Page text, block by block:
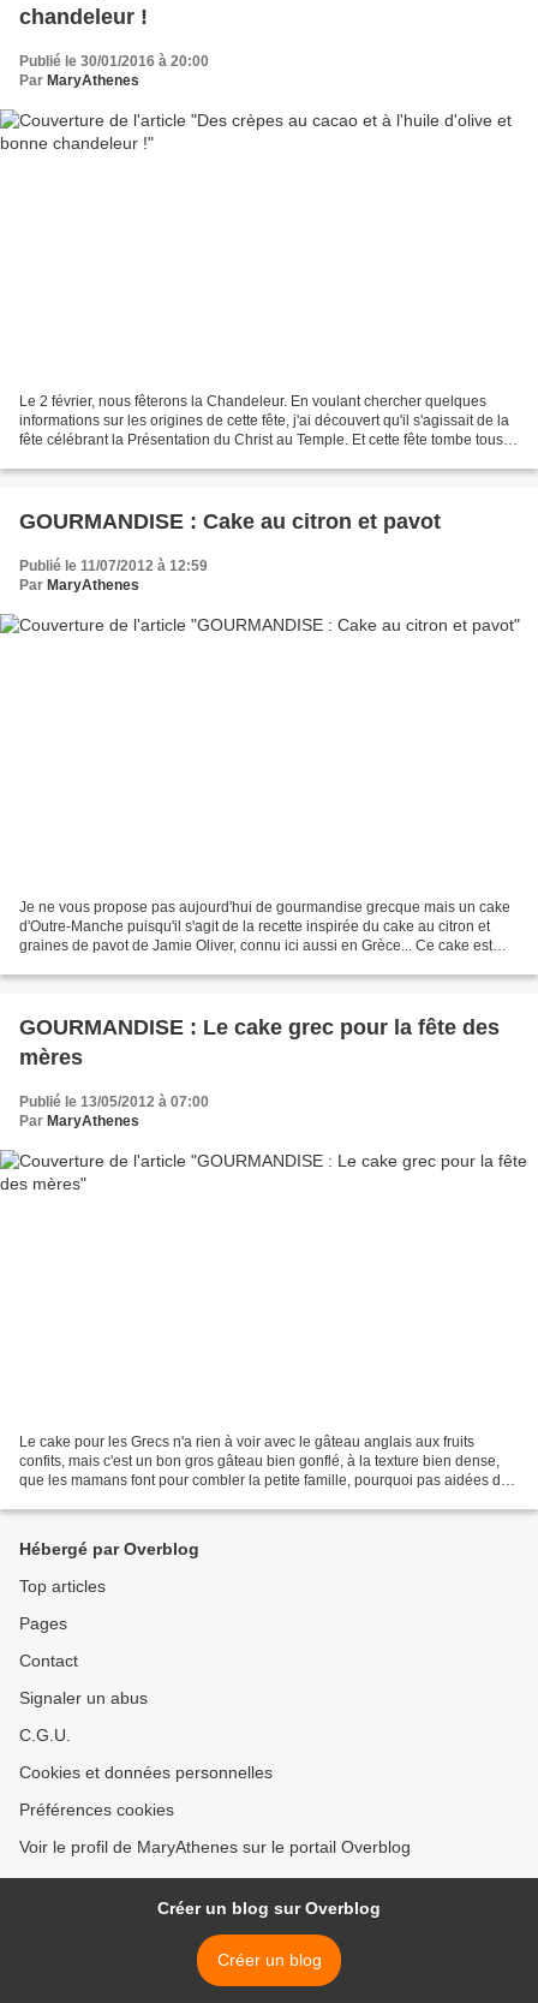
chandeleur !
Publié le 30/01/2016 à 20:00
Par MaryAthenes
Le 2 février, nous fêterons la Chandeleur. En voulant chercher quelques
informations sur les origines de cette fête, j'ai découvert qu'il s'agissait de la
fête célébrant la Présentation du Christ au Temple. Et cette fête tombe tous
GOURMANDISE : Cake au citron et pavot
Publié le 11/07/2012 à 12:59
Par MaryAthenes
Je ne vous propose pas aujourd'hui de gourmandise grecque mais un cake
d'Outre-Manche puisqu'il s'agit de la recette inspirée du cake au citron et
graines de pavot de Jamie Oliver, connu ici aussi en Grèce... Ce cake est
GOURMANDISE : Le cake grec pour la fête des
mères
Publié le 13/05/2012 à 07:00
Par MaryAthenes
Le cake pour les Grecs n'a rien à voir avec le gâteau anglais aux fruits
confits, mais c'est un bon gros gâteau bien gonflé, à la texture bien dense,
que les mamans font pour combler la petite famille, pourquoi pas aidées des
Hébergé par Overblog
Top articles
Pages
Contact
Signaler un abus
C.G.U.
Cookies et données personnelles
Préférences cookies
Voir le profil de MaryAthenes sur le portail Overblog
Créer un blog sur Overblog
Créer un blog